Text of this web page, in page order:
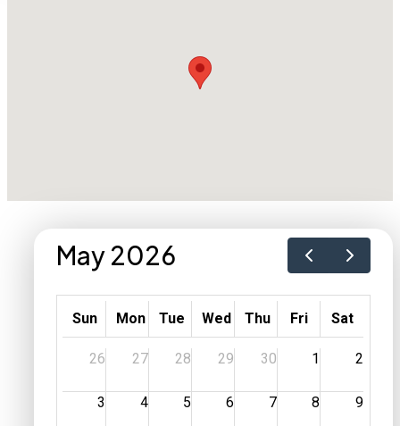
May 2026
Sun Mon Tue Wed Thu Fri Sat
26 27 28 29 30 1 2
3 4 5 6 7 8 9